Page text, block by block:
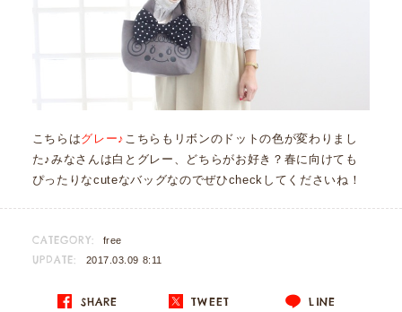
こちらはグレー♪ こちらもリボンのドットの色が変わりまし
た♪みなさんは白とグレー、どちらがお好き？春に向けても
ぴったりなcuteなバッグなのでぜひcheckしてくださいね！
CATEGORY: free
UPDATE: 2017.03.09 8:11
SHARE TWEET LINE